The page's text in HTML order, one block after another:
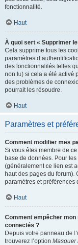
fonctionnalité.
Haut
À quoi sert « Supprimer
Cela supprime tous les
paramètres
des fonctionnalités telles
non lu) si cela a été activé
des problèmes de
pourrait les résoudre.
Haut
Paramètres et
Comment modifier mes
Si vous êtes membre de
base de données. Pour
(généralement ce lien est
haut des pages du forum).
paramètres et préférences
Haut
Comment empêcher mon
connectés ?
Depuis votre panneau de
trouverez l’option Masquer